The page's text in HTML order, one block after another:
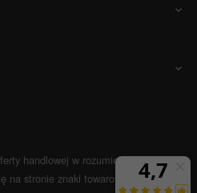


handlowej w rozumieniu Art.66 par.1
na stronie znaki towarowe i nazwy firm